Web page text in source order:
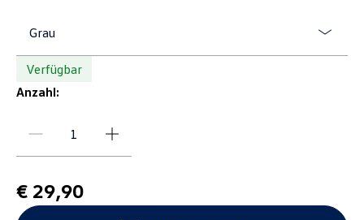
Grau
Verfügbar
Anzahl:
€ 29,90